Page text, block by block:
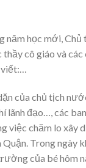
năm học mới,
cô giáo và các
viết:…
của chủ tịch
lãnh đạo…, các
việc chăm lo xây
Trong ngày
của bé hôm